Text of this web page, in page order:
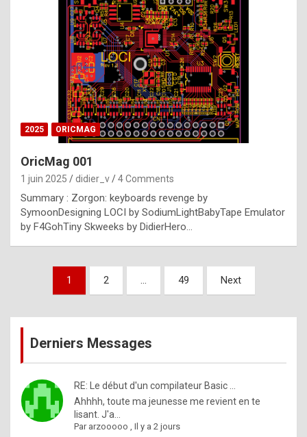
e
s
t
p
h
o
n
y
l
e
x
a
%
m
a
d
2025 ORICMAG
OricMag 001
1 juin 2025 didier_v 4 Comments
Summary : Zorgon: keyboards revenge by
SymoonDesigning LOCI by SodiumLightBabyTape Emulator
by F4GohTiny Skweeks by DidierHero…
Pagination
publications
1 2 … 49 Next
Derniers Messages
RE: Le début d'un compilateur Basic ...
Ahhhh, toute ma jeunesse me revient en te
lisant. J'a...
Par arzooooo ,Il y a 2 jours